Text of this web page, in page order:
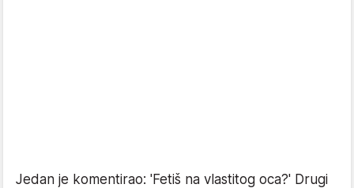
Jedan je komentirao: 'Fetiš na vlastitog oca?' Drugi